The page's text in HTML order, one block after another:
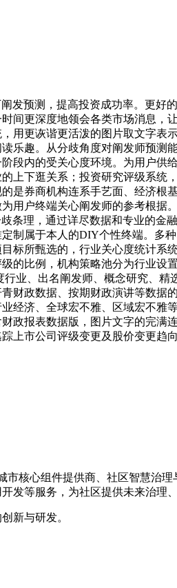
预测，提高投资成功率。更好
间更深度地领会各类市场消息
用更诙谐更活泼的图片取文字
乐趣。从分歧角度对阐发师预
段内的受关心度环境。为用户
上下逛关系；投资研究评级系
是券商机构连系手艺面、经济
用户终端关心阐发师的参考根
条理，通过详尽数据和专业的
制属于本人的DIY个性终端。多
标所甄选的，行业关心度统计
的比例，机构策略池分为行业
业、出名阐发师、概念研究、
财政数据、按期财政演讲等数
经济、全球宏不雅、区域宏不
政报表数据版，图片文字的完
上市公司评级变更及股价变更
核心组件提供商、社区智慧治
等服务，为社区提供未来治理
新与研发。